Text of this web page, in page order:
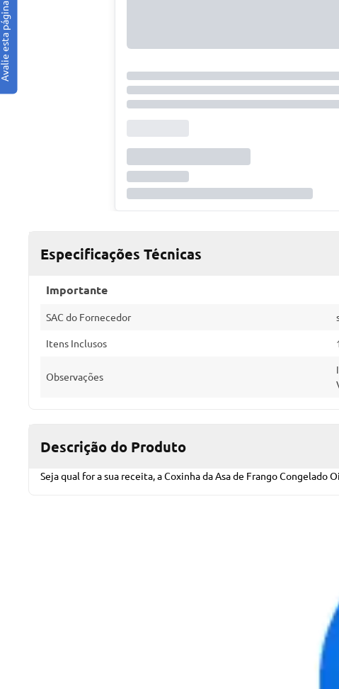
Especificações Técnicas
Importante
SAC do Fornecedor
Itens Inclusos
Observações
Descrição do Produto
Seja qual for a sua receita, a Coxinha da Asa de Frango